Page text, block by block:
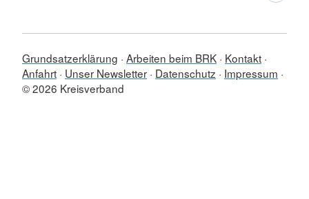
Grundsatzerklärung Arbeiten beim BRK Kontakt
Anfahrt Unser Newsletter Datenschutz
Impressum
© 2026 Kreisverband